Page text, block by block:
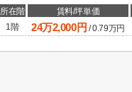
所在階 賃料/坪単価
1階
24万2,000円 /0.79万円